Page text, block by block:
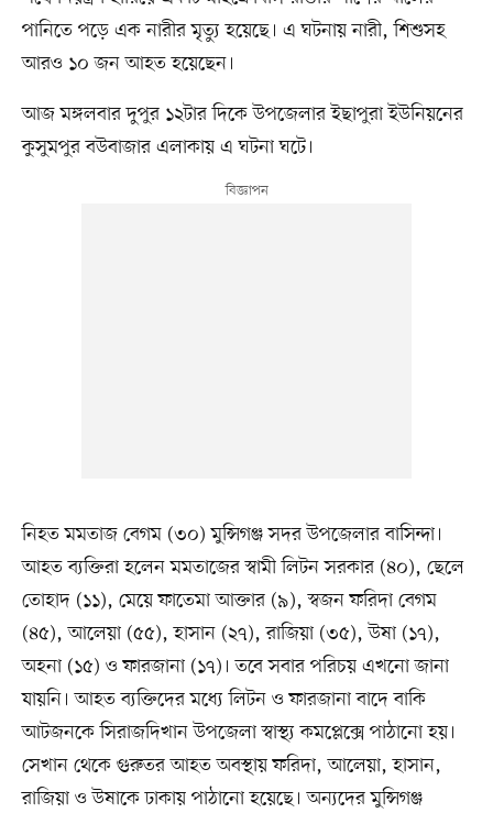
পানিতে পড়ে এক নারীর মৃত্যু হয়েছে। এ ঘটনায় নারী, শিশুসহ
আরও ১০ জন আহত হয়েছেন।
আজ মঙ্গলবার দুপুর ১২টার দিকে উপজেলার ইছাপুরা ইউনিয়নের
কুসুমপুর বউবাজার এলাকায় এ ঘটনা ঘটে।
নিহত মমতাজ বেগম (৩০) মুন্সিগঞ্জ সদর উপজেলার বাসিন্দা।
আহত ব্যক্তিরা হলেন মমতাজের স্বামী লিটন সরকার (৪০), ছেলে
তোহাদ (১১), মেয়ে ফাতেমা আক্তার (৯), স্বজন ফরিদা বেগম
(৪৫), আলেয়া (৫৫), হাসান (২৭), রাজিয়া (৩৫), উষা (১৭),
অহনা (১৫) ও ফারজানা (১৭)। তবে সবার পরিচয় এখনো জানা
যায়নি। আহত ব্যক্তিদের মধ্যে লিটন ও ফারজানা বাদে বাকি
আটজনকে সিরাজদিখান উপজেলা স্বাস্থ্য কমপ্লেক্সে পাঠানো হয়।
সেখান থেকে গুরুতর আহত অবস্থায় ফরিদা, আলেয়া, হাসান,
রাজিয়া ও উষাকে ঢাকায় পাঠানো হয়েছে। অন্যদের মুন্সিগঞ্জ